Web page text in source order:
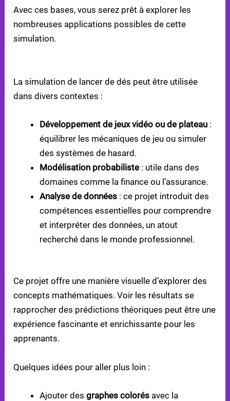
Avec ces bases, vous serez prêt à explorer les
nombreuses applications possibles de cette
simulation.
La simulation de lancer de dés peut être utilisée
dans divers contextes :
Développement de jeux vidéo ou de plateau :
équilibrer les mécaniques de jeu ou simuler
des systèmes de hasard.
Modélisation probabiliste : utile dans des
domaines comme la finance ou l’assurance.
Analyse de données : ce projet introduit des
compétences essentielles pour comprendre
et interpréter des données, un atout
recherché dans le monde professionnel.
Ce projet offre une manière visuelle d’explorer des
concepts mathématiques. Voir les résultats se
rapprocher des prédictions théoriques peut être une
expérience fascinante et enrichissante pour les
apprenants.
Quelques idées pour aller plus loin :
Ajouter desgraphes colorés avec la